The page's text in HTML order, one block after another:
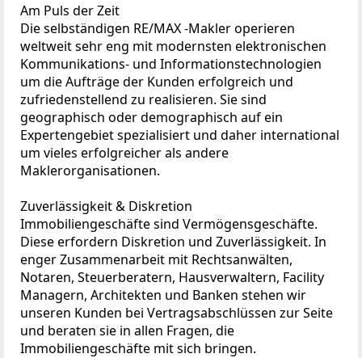
Am Puls der Zeit
Die selbständigen RE/MAX -Makler operieren
weltweit sehr eng mit modernsten elektronischen
Kommunikations- und Informationstechnologien
um die Aufträge der Kunden erfolgreich und
zufriedenstellend zu realisieren. Sie sind
geographisch oder demographisch auf ein
Expertengebiet spezialisiert und daher international
um vieles erfolgreicher als andere
Maklerorganisationen.
Zuverlässigkeit & Diskretion
Immobiliengeschäfte sind Vermögensgeschäfte.
Diese erfordern Diskretion und Zuverlässigkeit. In
enger Zusammenarbeit mit Rechtsanwälten,
Notaren, Steuerberatern, Hausverwaltern, Facility
Managern, Architekten und Banken stehen wir
unseren Kunden bei Vertragsabschlüssen zur Seite
und beraten sie in allen Fragen, die
Immobiliengeschäfte mit sich bringen.